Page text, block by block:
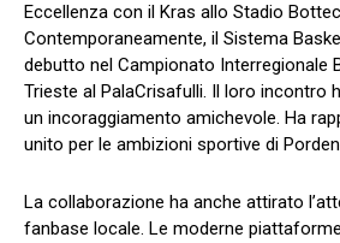
Eccellenza con il Kras allo Stadio
Contemporaneamente, il Sistema
debutto nel Campionato Interregionale
Trieste al PalaCrisafulli. Il loro incontro
un incoraggiamento amichevole. Ha
unito per le ambizioni sportive di
La collaborazione ha anche attirato
fanbase locale. Le moderne